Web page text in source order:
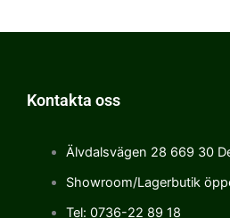
Kontakta oss
Älvdalsvägen 28 669 30
Showroom/Lagerbutik
Tel: 0736-22 89 18